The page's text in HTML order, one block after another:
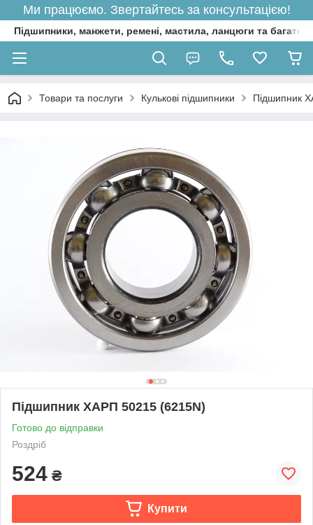
Ми працюємо. Звертайтесь за консультацією!
Підшипники, манжети, ремені, мастила, ланцюги та багато
Товари та послуги Кулькові підшипники Підшипник
Підшипник ХАРП 50215 (6215N)
Готово до відправки
Роздріб
524 ₴
Купити